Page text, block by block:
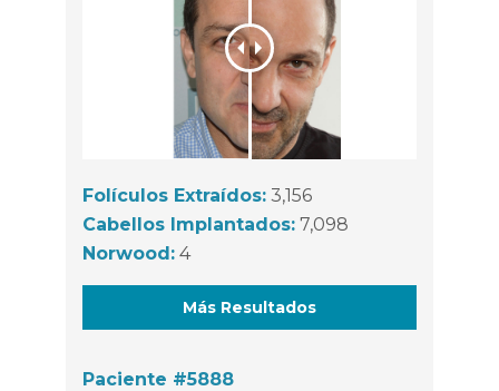
Folículos Extraídos: 3,156
Cabellos Implantados: 7,098
Norwood: 4
Más Resultados
Paciente #5888